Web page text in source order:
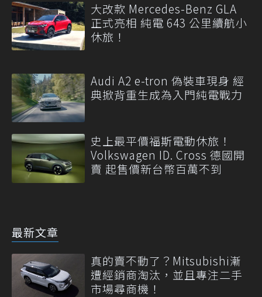
大改款 Mercedes-Benz GLA
正式亮相 純電 643 公里續航小
休旅！
Audi A2 e-tron 偽裝車現身 經
典掀背重生成為入門純電戰力
史上最平價福斯電動休旅！
Volkswagen ID. Cross 德國開
賣 起售價新台幣百萬不到
最新文章
真的賣不動了？Mitsubishi漸
遭經銷商淘汰，並且專注二手
市場尋商機！